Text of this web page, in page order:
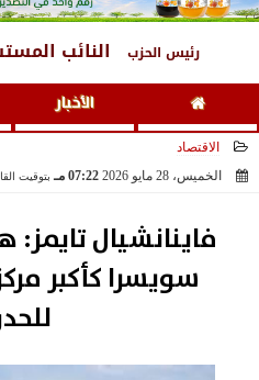
رئيس الحزب النائب
الأخبار
الاقتصاد
الخميس، 28 مايو 2026
07:22 مـ بتوقيت
فاينانشيال
سويسرا كأكبر